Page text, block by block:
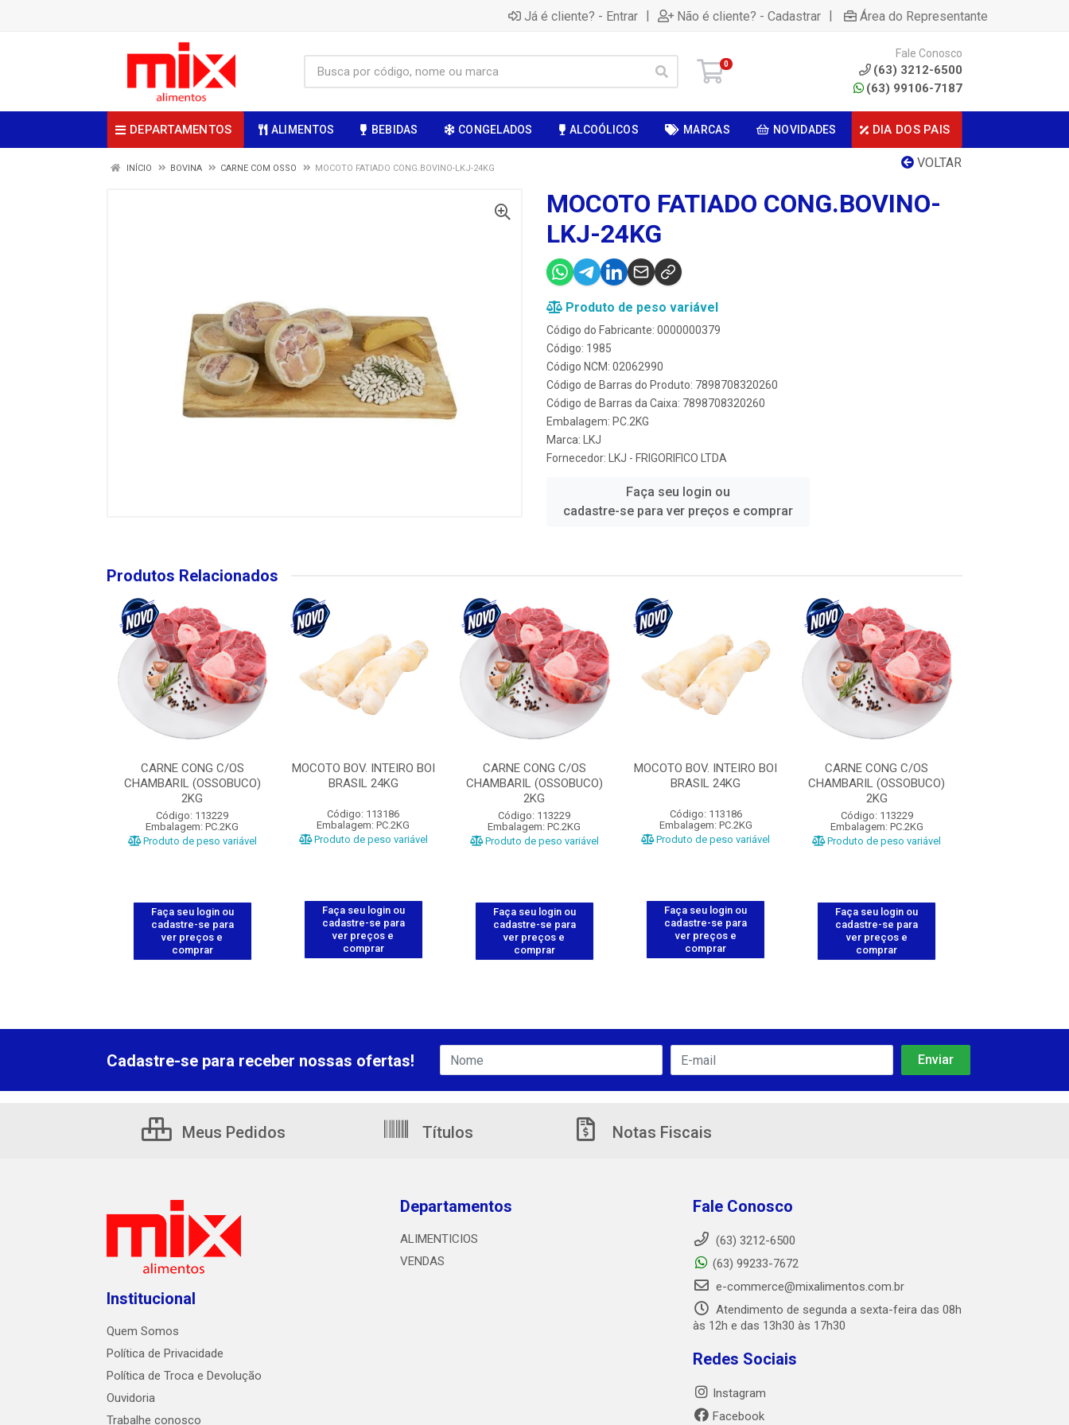
Já é cliente? - Entrar | Não é cliente? - Cadastrar | Área do Representante
0
Fale Conosco
(63) 3212-6500
(63) 99106-7187
DEPARTAMENTOS ALIMENTOS BEBIDAS CONGELADOS ALCOÓLICOS MARCAS NOVIDADES DIA DOS PAIS
VOLTAR
INÍCIO BOVINA CARNE COM OSSO MOCOTO FATIADO CONG.BOVINO-LKJ-24KG
MOCOTO FATIADO CONG.BOVINO-
LKJ-24KG
Produto de peso variável
Código do Fabricante: 0000000379
Código: 1985
Código NCM: 02062990
Código de Barras do Produto: 7898708320260
Código de Barras da Caixa: 7898708320260
Embalagem: PC.2KG
Marca:
LKJ
Fornecedor:
LKJ - FRIGORIFICO LTDA
Faça seu login ou
cadastre-se para ver preços e comprar
Produtos Relacionados
CARNE CONG C/OS
CHAMBARIL (OSSOBUCO)
2KG
Código: 113229
Embalagem: PC.2KG
Produto de peso variável
Faça seu login ou
cadastre-se para
ver preços e
comprar
MOCOTO BOV. INTEIRO BOI
BRASIL 24KG
Código: 113186
Embalagem: PC.2KG
Produto de peso variável
Faça seu login ou
cadastre-se para
ver preços e
comprar
CARNE CONG C/OS
CHAMBARIL (OSSOBUCO)
2KG
Código: 113229
Embalagem: PC.2KG
Produto de peso variável
Faça seu login ou
cadastre-se para
ver preços e
comprar
MOCOTO BOV. INTEIRO BOI
BRASIL 24KG
Código: 113186
Embalagem: PC.2KG
Produto de peso variável
Faça seu login ou
cadastre-se para
ver preços e
comprar
CARNE CONG C/OS
CHAMBARIL (OSSOBUCO)
2KG
Código: 113229
Embalagem: PC.2KG
Produto de peso variável
Faça seu login ou
cadastre-se para
ver preços e
comprar
Cadastre-se para receber nossas ofertas!
Meus Pedidos Títulos Notas Fiscais
Institucional
Quem Somos
Política de Privacidade
Política de Troca e Devolução
Ouvidoria
Trabalhe conosco
Departamentos
ALIMENTICIOS
VENDAS
Fale Conosco
(63) 3212-6500
(63) 99233-7672
e-commerce@mixalimentos.com.br
Atendimento de segunda a sexta-feira das 08h
às 12h e das 13h30 às 17h30
Redes Sociais
Instagram
Facebook